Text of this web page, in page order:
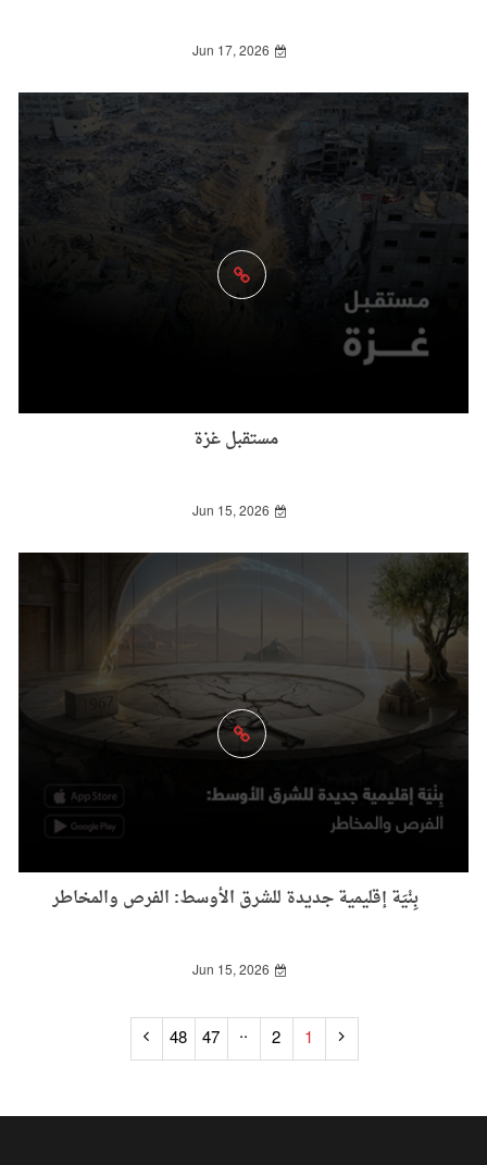
Jun 17, 2026
مستقبل غزة
Jun 15, 2026
بِنْيَة إقليمية جديدة للشرق الأوسط: الفرص والمخاطر
Jun 15, 2026
1
2
..
47
48